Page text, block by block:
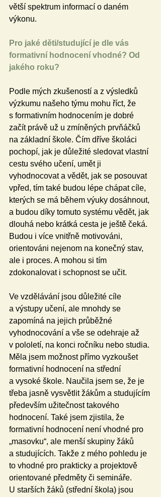
větší spektrum informací o daném
výkonu.
Pro jaké děti/studující je dle vás
formativní hodnocení vhodné? Od
jakého roku?
Podle mých zkušeností a z výsledků
výzkumu našeho týmu mohu říct, že
s formativním hodnocením je dobré
začít právě už u zmíněných prvňáčků
na základní škole. Čím dříve školáci
pochopí, jak je důležité sledovat vlastní
cestu svého učení, umět ji
vyhodnocovat a vědět, jak se posouvat
vpřed, tím také budou lépe chápat cíle,
kterých se má během výuky dosáhnout,
a budou díky tomuto systému vědět, jak
dlouhá nebo krátká cesta je ještě čeká.
Budou i více vnitřně motivováni,
orientováni nejenom na konečný stav,
ale i proces. A mohou si tím
zdokonalovat i schopnost se učit.
Ve vzdělávání jsou důležité cíle
a výstupy učení, ale mnohdy se
zapomíná na jejich průběžné
vyhodnocování a vše se odehraje až
v pololetí, na konci ročníku nebo studia.
Měla jsem možnost přímo vyzkoušet
formativní hodnocení na střední
a vysoké škole. Naučila jsem se, že je
třeba jasně vysvětlit žákům a studujícím
především užitečnost takového
hodnocení. Také jsem zjistila, že
formativní hodnocení není vhodné pro
„masovku“, ale menší skupiny žáků
a studujících. Takže z mého pohledu je
to vhodné pro prakticky a projektově
orientované předměty či semináře.
U starších žáků (střední škola) jsou